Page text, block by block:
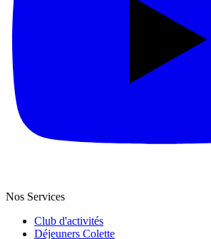
Nos Services
Club d'activités
Déjeuners Colette